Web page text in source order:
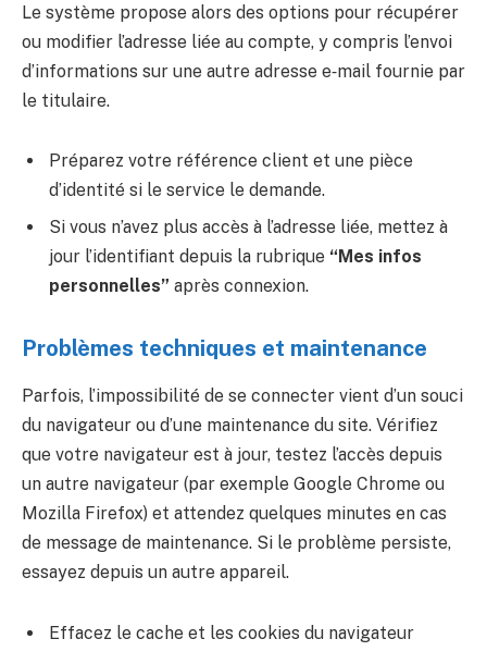
Le système propose alors des options pour récupérer
ou modifier l’adresse liée au compte, y compris l’envoi
d’informations sur une autre adresse e‑mail fournie par
le titulaire.
Préparez votre référence client et une pièce
d’identité si le service le demande.
Si vous n’avez plus accès à l’adresse liée, mettez à
jour l’identifiant depuis la rubrique “Mes infos
personnelles” après connexion.
Problèmes techniques et maintenance
Parfois, l’impossibilité de se connecter vient d’un souci
du navigateur ou d’une maintenance du site. Vérifiez
que votre navigateur est à jour, testez l’accès depuis
un autre navigateur (par exemple Google Chrome ou
Mozilla Firefox) et attendez quelques minutes en cas
de message de maintenance. Si le problème persiste,
essayez depuis un autre appareil.
Effacez le cache et les cookies du navigateur